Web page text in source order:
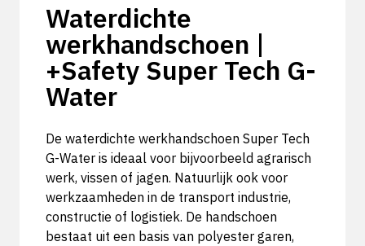
Waterdichte
werkhandschoen |
+Safety Super Tech G-
Water
De waterdichte werkhandschoen Super Tech
G-Water is ideaal voor bijvoorbeeld agrarisch
werk, vissen of jagen. Natuurlijk ook voor
werkzaamheden in de transport industrie,
constructie of logistiek. De handschoen
bestaat uit een basis van polyester garen,